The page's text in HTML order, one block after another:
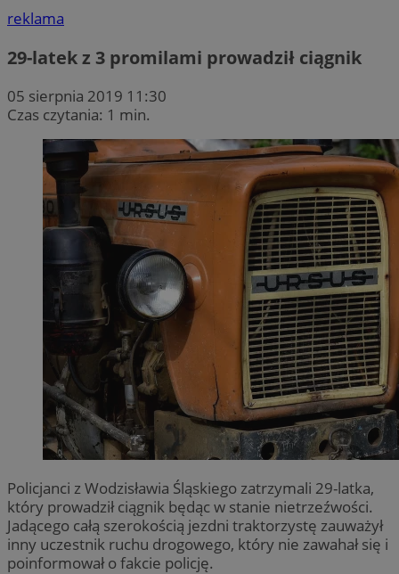
reklama
29-latek z 3 promilami prowadził ciągnik
05 sierpnia 2019 11:30
Czas czytania: 1 min.
Policjanci z Wodzisławia Śląskiego zatrzymali 29-latka,
który prowadził ciągnik będąc w stanie nietrzeźwości.
Jadącego całą szerokością jezdni traktorzystę zauważył
inny uczestnik ruchu drogowego, który nie zawahał się i
poinformował o fakcie policję.